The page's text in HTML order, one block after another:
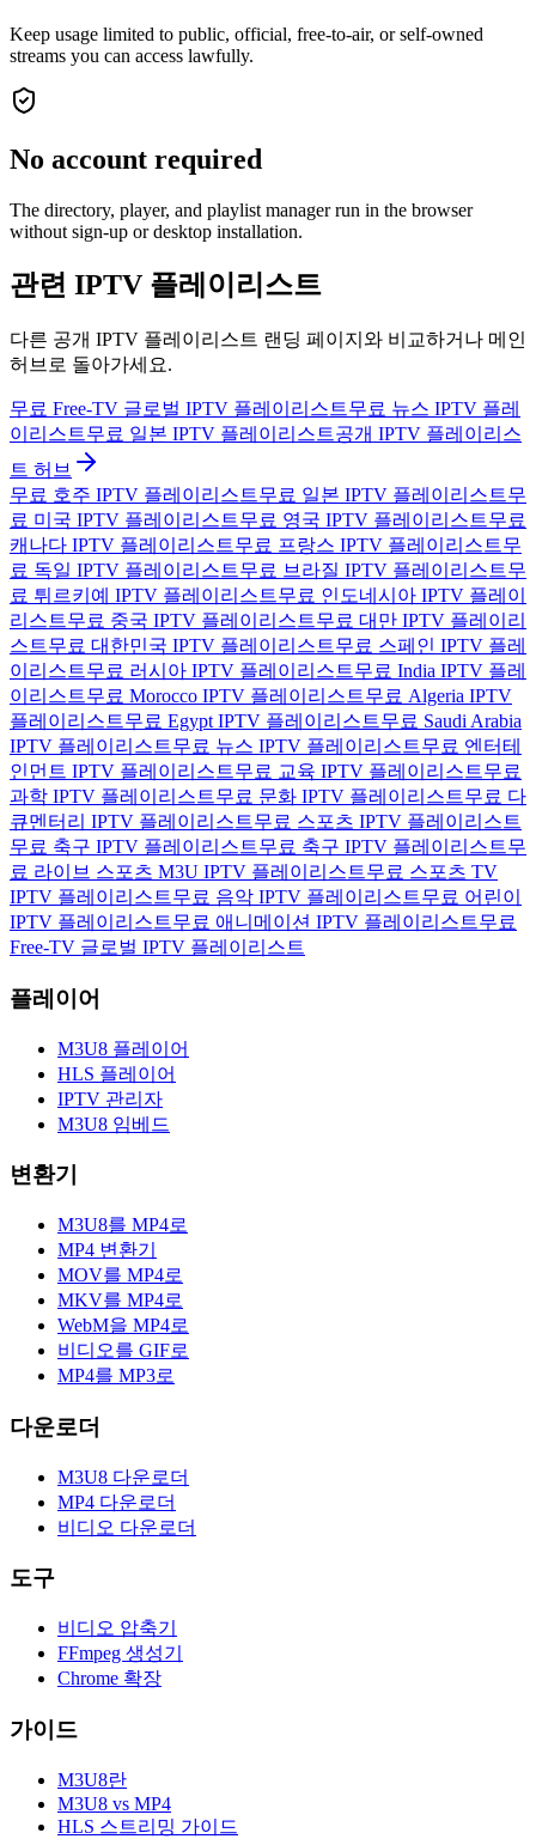
Keep usage limited to public, official, free-to-air, or self-owned
streams you can access lawfully.
No account required
The directory, player, and playlist manager run in the browser
without sign-up or desktop installation.
관련 IPTV 플레이리스트
다른 공개 IPTV 플레이리스트 랜딩 페이지와 비교하거나 메인
허브로 돌아가세요.
무료 Free-TV 글로벌 IPTV 플레이리스트무료 뉴스 IPTV 플레
이리스트무료 일본 IPTV 플레이리스트공개 IPTV 플레이리스
트 허브
무료 호주 IPTV 플레이리스트무료 일본 IPTV 플레이리스트무
료 미국 IPTV 플레이리스트무료 영국 IPTV 플레이리스트무료
캐나다 IPTV 플레이리스트무료 프랑스 IPTV 플레이리스트무
료 독일 IPTV 플레이리스트무료 브라질 IPTV 플레이리스트무
료 튀르키예 IPTV 플레이리스트무료 인도네시아 IPTV 플레이
리스트무료 중국 IPTV 플레이리스트무료 대만 IPTV 플레이리
스트무료 대한민국 IPTV 플레이리스트무료 스페인 IPTV 플레
이리스트무료 러시아 IPTV 플레이리스트무료 India IPTV 플레
이리스트무료 Morocco IPTV 플레이리스트무료 Algeria IPTV
플레이리스트무료 Egypt IPTV 플레이리스트무료 Saudi Arabia
IPTV 플레이리스트무료 뉴스 IPTV 플레이리스트무료 엔터테
인먼트 IPTV 플레이리스트무료 교육 IPTV 플레이리스트무료
과학 IPTV 플레이리스트무료 문화 IPTV 플레이리스트무료 다
큐멘터리 IPTV 플레이리스트무료 스포츠 IPTV 플레이리스트
무료 축구 IPTV 플레이리스트무료 축구 IPTV 플레이리스트무
료 라이브 스포츠 M3U IPTV 플레이리스트무료 스포츠 TV
IPTV 플레이리스트무료 음악 IPTV 플레이리스트무료 어린이
IPTV 플레이리스트무료 애니메이션 IPTV 플레이리스트무료
Free-TV 글로벌 IPTV 플레이리스트
플레이어
M3U8 플레이어
HLS 플레이어
IPTV 관리자
M3U8 임베드
변환기
M3U8를 MP4로
MP4 변환기
MOV를 MP4로
MKV를 MP4로
WebM을 MP4로
비디오를 GIF로
MP4를 MP3로
다운로더
M3U8 다운로더
MP4 다운로더
비디오 다운로더
도구
비디오 압축기
FFmpeg 생성기
Chrome 확장
가이드
M3U8란
M3U8 vs MP4
HLS 스트리밍 가이드